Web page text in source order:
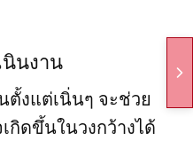
นินงาน
ตั้งแต่เนิ่นๆ จะช่วย
กิดขึ้นในวงกว้างได้